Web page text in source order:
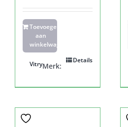
Toevoegen
aan
winkelwagen
Details
Merk:
Vitry